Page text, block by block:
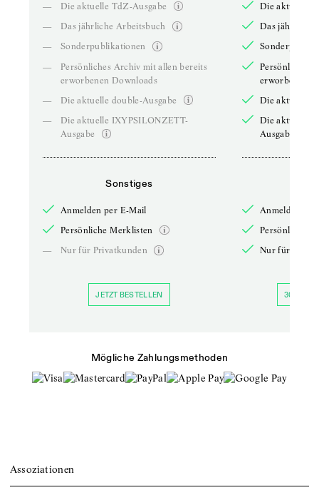
—
Die aktuelle TdZ-Ausgabe
—
Das jährliche Arbeitsbuch
—
Sonderpublikationen
—
Persönliches Archiv mit allen bereits
erworbenen Downloads
—
Die aktuelle double-Ausgabe
—
Die aktuelle IXYPSILONZETT-
Ausgabe
Sonstiges
Anmelden per E-Mail
Persönliche Merklisten
—
Nur für Privatkunden
JETZT BESTELLEN
Die aktuelle
Das jährliche
Persönliches
erworbenen
Die aktuelle
Die aktuelle
Ausgabe
Anmelden
Persönliche
Nur für
30 TAGE
Mögliche Zahlungsmethoden
Assoziationen